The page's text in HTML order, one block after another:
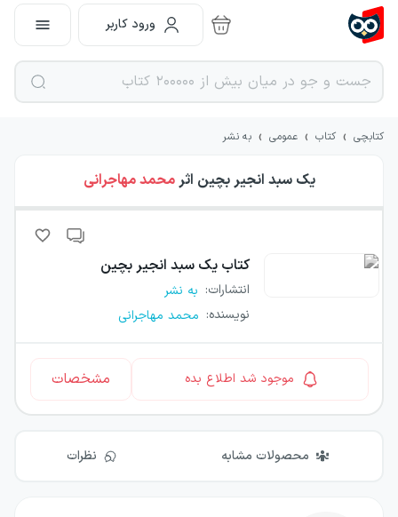
ورود کاربر
کتابچی › کتاب › عمومی › به نشر
یک سبد انجیر بچین اثرمحمد مهاجرانی
کتاب یک سبد انجیر بچین
انتشارات: به نشر
نویسنده: محمد مهاجرانی
موجود شد اطلاع بده مشخصات
محصولات مشابه نظرات